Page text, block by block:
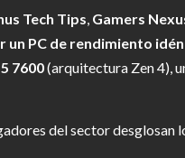
Tech Tips, Gamers
PC de rendimiento
7600(arquitectura Zen 4),
del sector desglosan